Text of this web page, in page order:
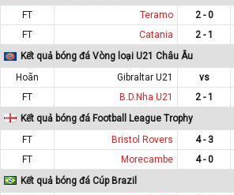
FT
Teramo 2 - 0
FT
Catania 2 - 1
Kết quả bóng đá Vòng loại U21 Châu Âu
Hoãn
Gibraltar U21 vs
FT
B.D.Nha U21 2 - 1
Kết quả bóng đá Football League Trophy
FT
Bristol Rovers 4 - 3
FT
Morecambe 4 - 0
Kết quả bóng đá Cúp Brazil